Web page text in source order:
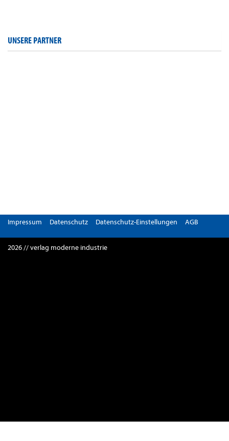
UNSERE PARTNER
Impressum Datenschutz Datenschutz-Einstellungen AGB
2026 // verlag moderne industrie